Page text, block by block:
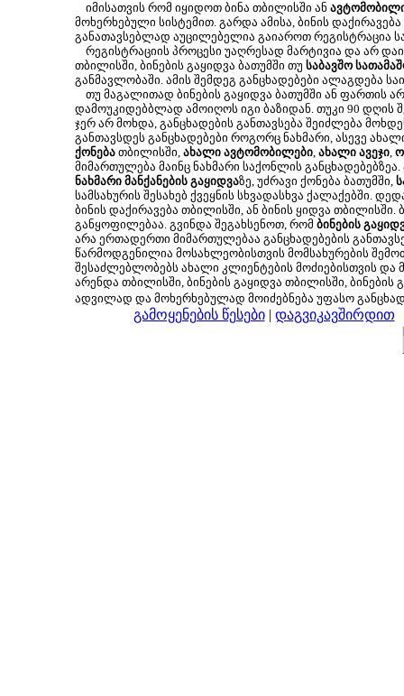
იმისათვის რომ იყიდოთ ბინა თბილისში ან
მოხერხებული სისტემით. გარდა ამისა, ბინის
განათავსებლად აუცილებელია გაიაროთ რეგისტრაცია
რეგისტრაციის პროცესი უაღრესად მარტივია და არ
თბილისში, ბინების გაყიდვა ბათუმში თუ საბავშო
განმავლობაში. ამის შემდეგ განცხადებები ალაგდება
თუ მაგალითად ბინების გაყიდვა ბათუმში ან ფართის
დამოუკიდებბლად ამოიღოს იგი ბაზიდან. თუკი 90 დღის
ჯერ არ მოხდა, განცხადების განთავსება შეიძლება
განთავსდეს განცხადებები როგორც ნახმარი, ასევე
ქონება თბილისში, ახალი ავტომობილები, ახალი ავეჯი,
მიმართულება მაინც ნახმარი საქონლის
ნახმარი მანქანების გაყიდვაზე, უძრავი ქონება ბათუმში,
სამსახურის შესახებ ქვეყნის სხვადასხვა ქალაქებში.
ბინის დაქირავება თბილისში, ან ბინის ყიდვა
განყოფილებაა. გვინდა შეგახსენოთ, რომ ბინების
არა ერთადერთი მიმართულებაა განცხადებების
წარმოდგენილია მოსახლეობისთვის მომსახურების
შესაძლებლობებს ახალი კლიენტების მოძიებისთვის და
არენდა თბილისში, ბინების გაყიდვა თბილისში, ბინების
ადვილად და მოხერხებულად მოიძებნება უფასო
გამოყენების წესები| დაგვიკავშირდით